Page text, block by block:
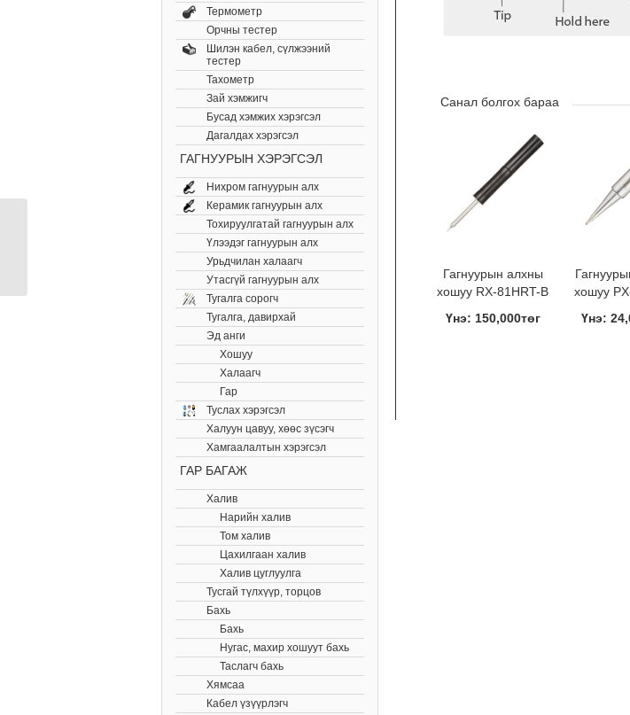
Санал болгох бараа
Гагнуурын алхны
хошуу RX-81HRT-B
Үнэ: 150,000төг
хошуу
Үнэ:
Термометр
Орчны тестер
Шилэн кабел, cүлжээний
тестер
Тахометр
Зай хэмжигч
Бусад хэмжих хэрэгсэл
Дагалдах хэрэгсэл
ГАГНУУРЫН ХЭРЭГСЭЛ
Нихром гагнуурын алх
Керамик гагнуурын алх
Тохируулгатай гагнуурын алх
Үлээдэг гагнуурын алх
Урьдчилан халаагч
Утасгүй гагнуурын алх
Тугалга сорогч
Тугалга, давирхай
Эд анги
Хошуу
Халаагч
Гар
Туслах хэрэгсэл
Халуун цавуу, хөөс зүсэгч
Хамгаалалтын хэрэгсэл
ГАР БАГАЖ
Халив
Нарийн халив
Том халив
Цахилгаан халив
Халив цуглуулга
Тусгай түлхүүр, торцов
Бахь
Бахь
Нугас, махир хошуут бахь
Таслагч бахь
Хямсаа
Кабел үзүүрлэгч